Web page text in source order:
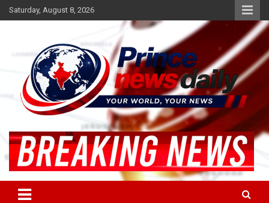
Skip
to
Saturday, August 8, 2026
Princenews Daily